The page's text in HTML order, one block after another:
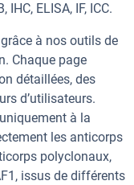
ELISA, IF, ICC.
à nos outils de
Chaque page
détaillées, des
d’utilisateurs.
à la
les anticorps
polyclonaux,
issus de différents